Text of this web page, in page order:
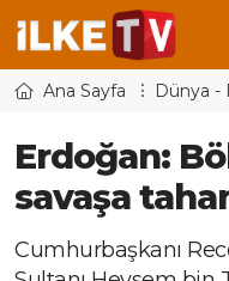
Ana Sayfa Dünya -
Erdoğan:
savaşa
Cumhurbaşkanı